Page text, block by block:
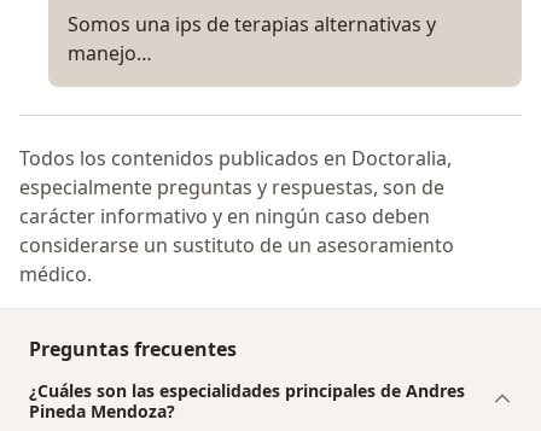
Somos una ips de terapias alternativas y
manejo…
Todos los contenidos publicados en Doctoralia,
especialmente preguntas y respuestas, son de
carácter informativo y en ningún caso deben
considerarse un sustituto de un asesoramiento
médico.
Preguntas frecuentes
¿Cuáles son las especialidades principales de Andres
Pineda Mendoza?